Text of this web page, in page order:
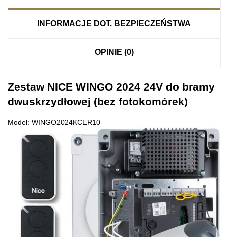
INFORMACJE DOT. BEZPIECZEŃSTWA
OPINIE (0)
Zestaw NICE WINGO 2024 24V do bramy
dwuskrzydłowej (bez fotokomórek)
Model: WINGO2024KCER10